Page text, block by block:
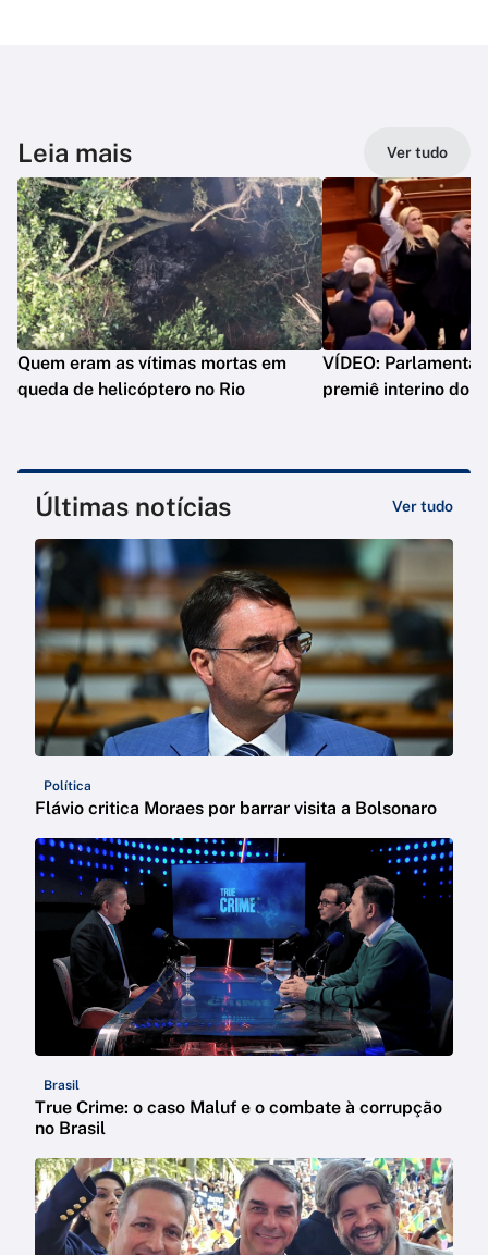
Leia mais Ver tudo
Quem eram as vítimas mortas em
queda de helicóptero no Rio
VÍDEO:
premiê interino do
Últimas notícias Ver tudo
Política
Flávio critica Moraes por barrar visita a Bolsonaro
Brasil
True Crime: o caso Maluf e o combate à corrupção
no Brasil